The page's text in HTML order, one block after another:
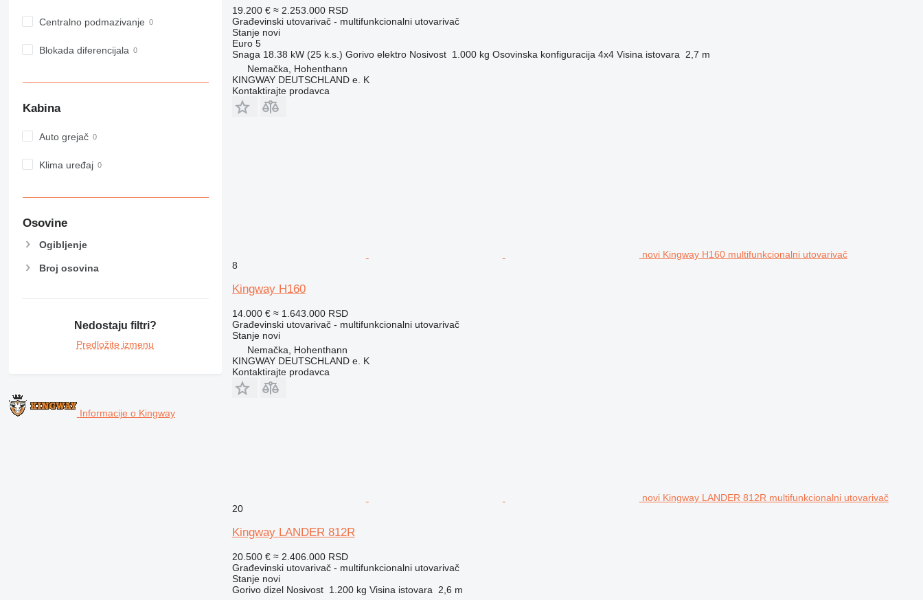
Centralno podmazivanje
Blokada diferencijala
Kabina
Auto grejač
Klima uređaj
Osovine
Ogibljenje
Broj osovina
Nedostaju filtri?
Predložite izmenu
Informacije o Kingway
19.200 € ≈ 2.253.000 RSD
Građevinski utovarivač - multifunkcionalni utovarivač
Stanjenovi
Euro 5
Snaga 18.38 kW (25 k.s.) Gorivo elektro Nosivost 1.000 kg Osovinska konfiguracija 4x4 Visina istovara
2,7 m
Nemačka, Hohenthann
KINGWAY DEUTSCHLAND e. K
Kontaktirajte prodavca
novi Kingway H160 multifunkcionalni utovarivač
8
Kingway H160
14.000 € ≈ 1.643.000 RSD
Građevinski utovarivač - multifunkcionalni utovarivač
Stanjenovi
Nemačka, Hohenthann
KINGWAY DEUTSCHLAND e. K
Kontaktirajte prodavca
novi Kingway LANDER 812R multifunkcionalni utovarivač
20
Kingway LANDER 812R
20.500 € ≈ 2.406.000 RSD
Građevinski utovarivač - multifunkcionalni utovarivač
Stanjenovi
Gorivo dizel Nosivost 1.200 kg Visina istovara
2,6 m